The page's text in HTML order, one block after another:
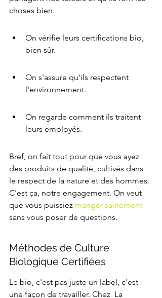
choses bien.
On vérifie leurs certifications bio,
bien sûr.
On s'assure qu'ils respectent
l'environnement.
On regarde comment ils traitent
leurs employés.
Bref, on fait tout pour que vous ayez
des produits de qualité, cultivés dans
le respect de la nature et des hommes.
C'est ça, notre engagement. On veut
que vous puissiez manger sainement
sans vous poser de questions.
Méthodes de Culture
Biologique Certifiées
Le bio, c'est pas juste un label, c'est
une façon de travailler. Chez  La